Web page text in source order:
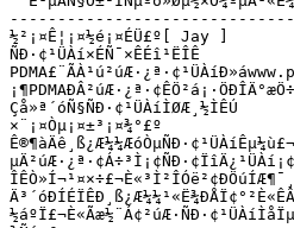
½²¡¤Ê¦¡¤½é¡¤ÉÜ£º[ Jay ]
ÑÐ·¢¹ÜÀí×ÉÑ¯×ÊÉî¹ËÎÊ
Çå»ª´óÑ§ÑÐ·¢¹ÜÀíÌØÆ¸½ÌÊÚ
×¨¡¤Òµ¡¤±³¡¤¾°£º